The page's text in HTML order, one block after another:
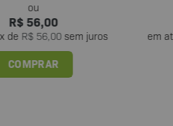
R$ 56,00
x de R$56,00sem juros
COMPRAR
em